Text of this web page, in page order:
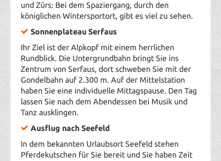
und Zürs: Bei dem Spaziergang, durch den
königlichen Wintersportort, gibt es viel zu sehen.
Sonnenplateau Serfaus
Ihr Ziel ist der Alpkopf mit einem herrlichen
Rundblick. Die Untergrundbahn bringt Sie ins
Zentrum von Serfaus, dort schweben Sie mit der
Gondelbahn auf 2.300 m. Auf der Mittelstation
haben Sie eine individuelle Mittagspause. Den Tag
lassen Sie nach dem Abendessen bei Musik und
Tanz ausklingen.
Ausflug nach Seefeld
In dem bekannten Urlaubsort Seefeld stehen
Pferdekutschen für Sie bereit und Sie haben Zeit